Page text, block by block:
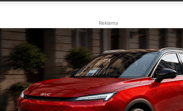
Reklama